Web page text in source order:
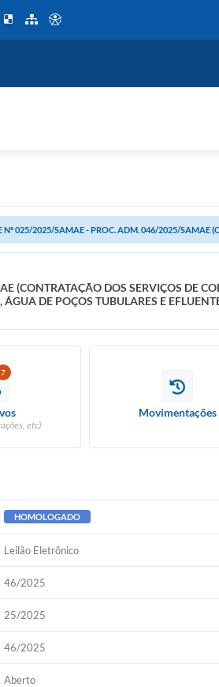
Nº 025/2025/SAMAE - PROC. ADM. 046/2025/SAMAE
DOS SERVIÇOS DE
DE POÇOS TUBULARES E
7
etc)
Movimentações
HOMOLOGADO
Leilão Eletrônico
46/2025
25/2025
46/2025
Aberto